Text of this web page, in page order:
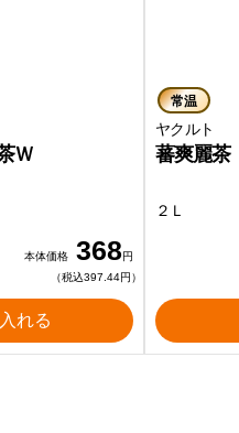
Ｗ
本体価格 368円
（税込397.44円）
れる
常温
ヤクルト
蕃爽麗茶
２Ｌ